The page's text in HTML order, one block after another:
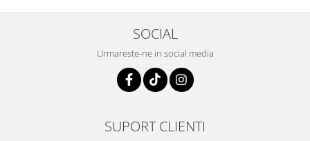
SOCIAL
Urmareste-ne in social media
SUPORT CLIENTI